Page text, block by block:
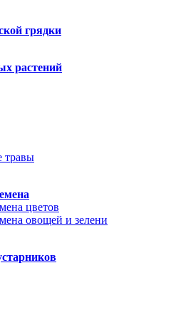
грядки
растений
травы
цветов
овощей и зелени